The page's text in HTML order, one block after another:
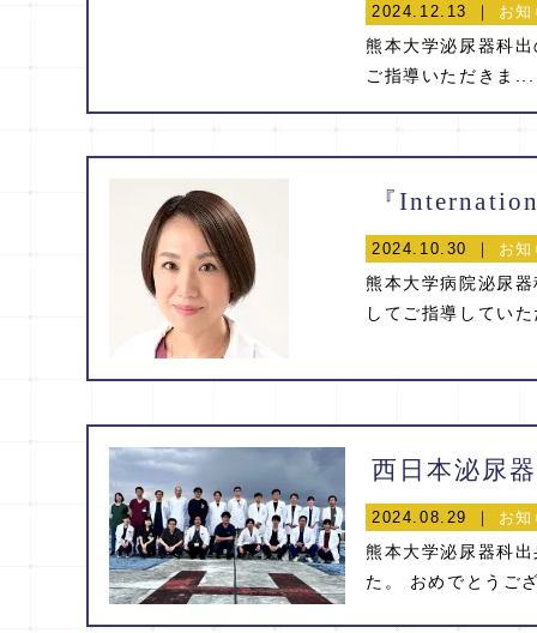
2024.12.13 ｜ お
熊本大学泌尿器科
ご指導いただきま...
2024.10.30 ｜ お
熊本大学病院泌尿
してご指導してい
2024.08.29 ｜ お
熊本大学泌尿器科
た。 おめでとうご